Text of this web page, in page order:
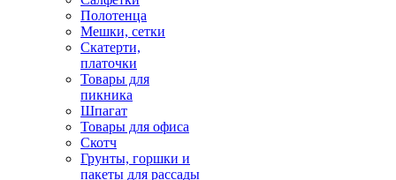
Полотенца
Мешки, сетки
Скатерти,
платочки
Товары для
пикника
Шпагат
Товары для офиса
Скотч
Грунты, горшки и
пакеты для рассады